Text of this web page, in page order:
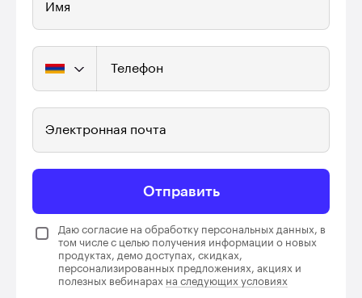
Имя
Телефон
Электронная почта
Отправить
Даю согласие на обработку персональных данных, в
том числе с целью получения информации о новых
продуктах, демо доступах, скидках,
персонализированных предложениях, акциях и
полезных вебинарах на следующих условиях